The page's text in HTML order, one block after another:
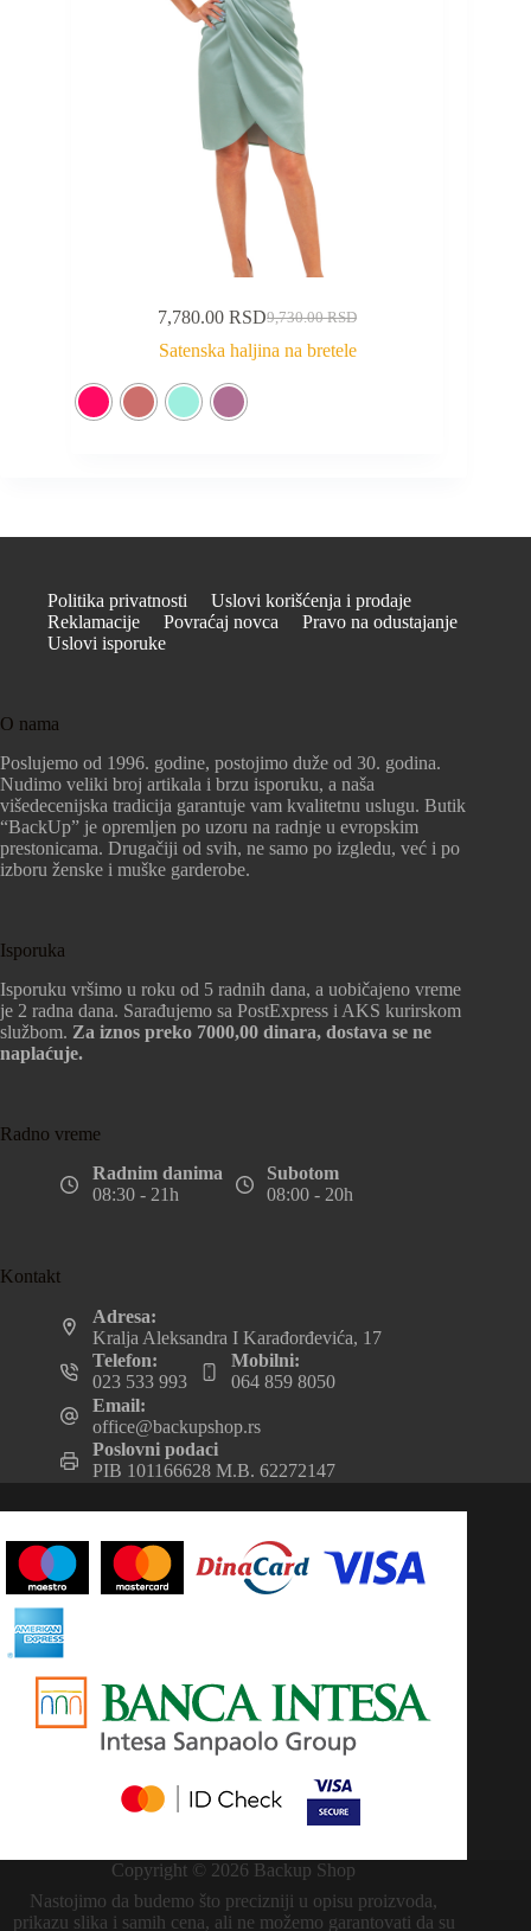
9,730.00RSD
7,780.00RSD
Satenska haljina na bretele
Politika privatnosti
Uslovi korišćenja i prodaje
Reklamacije
Povraćaj novca
Pravo na odustajanje
Uslovi isporuke
O nama
Poslujemo od 1996. godine, postojimo duže od 30. godina.
Nudimo veliki broj artikala i brzu isporuku, a naša
višedecenijska tradicija garantuje vam kvalitetnu uslugu. Butik
“BackUp” je opremljen po uzoru na radnje u evropskim
prestonicama. Drugačiji od svih, ne samo po izgledu, već i po
izboru ženske i muške garderobe.
Isporuka
Isporuku vršimo u roku od 5 radnih dana, a uobičajeno vreme
je 2 radna dana. Sarađujemo sa PostExpress i AKS kurirskom
službom. Za iznos preko 7000,00 dinara, dostava se ne
naplaćuje.
Radno vreme
Radnim danima
08:30 - 21h
Subotom
08:00 - 20h
Kontakt
Adresa:
Kralja Aleksandra I Karađorđevića, 17
Telefon:
023 533 993
Mobilni:
064 859 8050
Email:
office@backupshop.rs
Poslovni podaci
PIB 101166628 M.B. 62272147
Copyright © 2026 Backup Shop
Nastojimo da budemo što precizniji u opisu proizvoda,
prikazu slika i samih cena, ali ne možemo garantovati da su